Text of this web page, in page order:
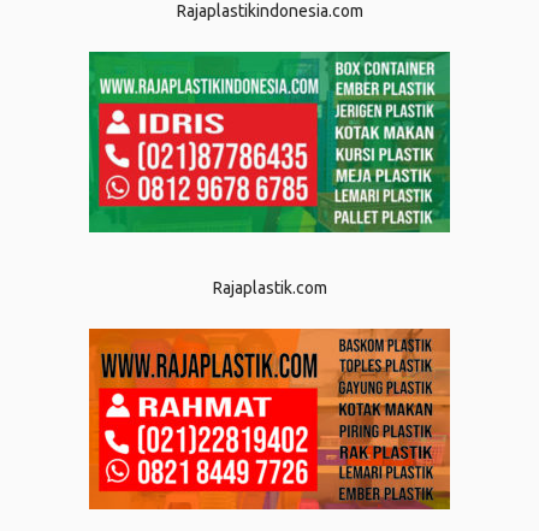
Rajaplastikindonesia.com
Rajaplastik.com